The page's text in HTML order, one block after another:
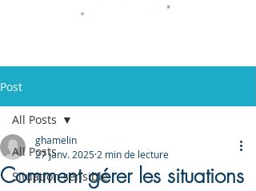
Post
All Posts
Situation sensible
All Posts
Comment gérer les situations
ghamelin
27 janv. 2025 2 min de lecture